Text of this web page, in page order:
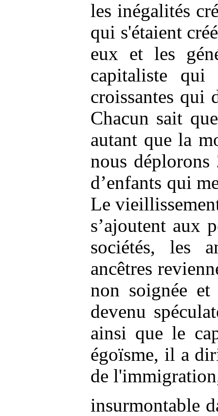
les inégalités
qui s'étaient
eux et les
capitaliste qui
croissantes qui
Chacun sait
autant que la
nous
d’enfants qui
Le
s’ajoutent aux
sociétés, les
ancêtres
non soignée et
devenu
ainsi que le
égoïsme, il a
de
insurmontable